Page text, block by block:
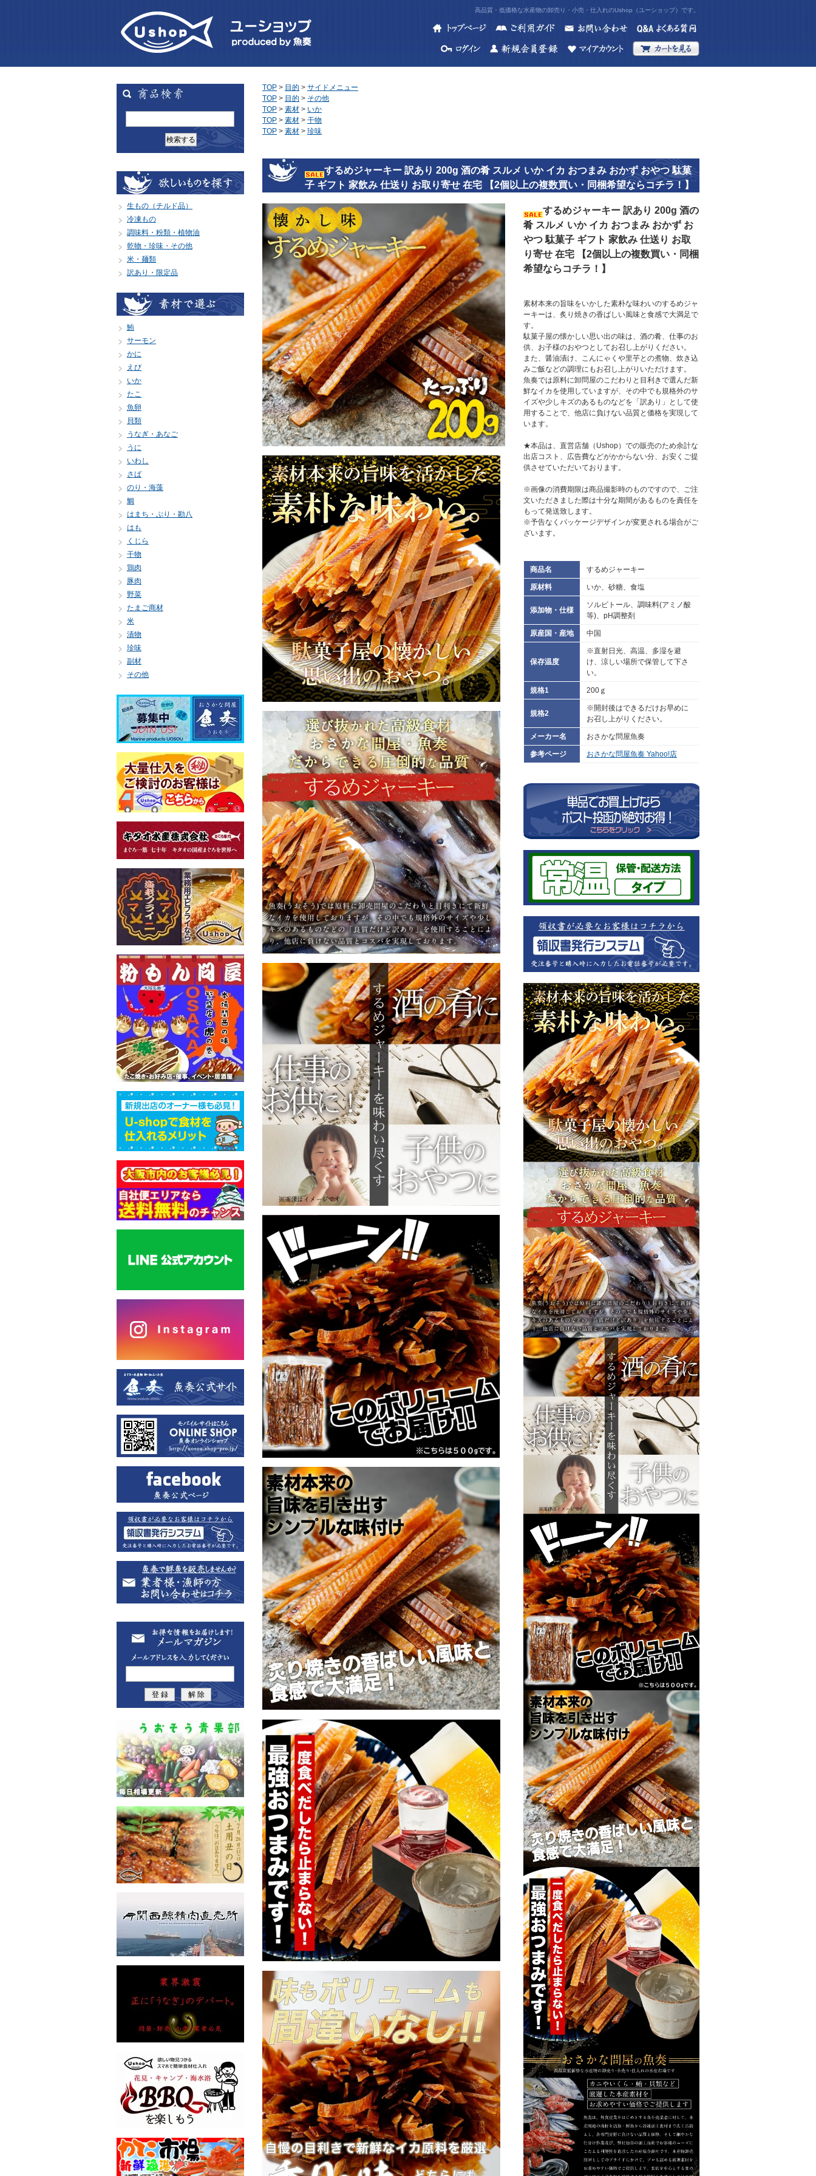
高品質・低価格な水産物の卸売り・小売・仕入れのUshop（ユーショップ）です。
生もの（チルド品）
冷凍もの
調味料・粉類・植物油
乾物・珍味・その他
米・麺類
訳あり・限定品
鮪
サーモン
かに
えび
いか
たこ
魚卵
貝類
うなぎ・あなご
うに
いわし
さば
のり・海藻
鯛
はまち・ぶり・勘八
はも
くじら
干物
鶏肉
豚肉
野菜
たまご商材
米
漬物
珍味
副材
その他
TOP > 目的 > サイドメニュー
TOP > 目的 > その他
TOP > 素材 > いか
TOP > 素材 > 干物
TOP > 素材 > 珍味
するめジャーキー 訳あり 200g 酒の肴 スルメ いか イカ おつまみ おかず おやつ 駄菓
子 ギフト 家飲み 仕送り お取り寄せ 在宅 【2個以上の複数買い・同梱希望ならコチラ！】
するめジャーキー 訳あり 200g 酒の
肴 スルメ いか イカ おつまみ おかず お
やつ 駄菓子 ギフト 家飲み 仕送り お取
り寄せ 在宅 【2個以上の複数買い・同梱
希望ならコチラ！】
素材本来の旨味をいかした素朴な味わいのするめジャ
ーキーは、炙り焼きの香ばしい風味と食感で大満足で
す。
駄菓子屋の懐かしい思い出の味は、酒の肴、仕事のお
供、お子様のおやつとしてお召し上がりください。
また、醤油漬け、こんにゃくや里芋との煮物、炊き込
みご飯などの調理にもお召し上がりいただけます。
魚奏では原料に卸問屋のこだわりと目利きで選んだ新
鮮なイカを使用していますが、その中でも規格外のサ
イズや少しキズのあるものなどを「訳あり」として使
用することで、他店に負けない品質と価格を実現して
います。
★本品は、直営店舗（Ushop）での販売のため余計な
出店コスト、広告費などがかからない分、お安くご提
供させていただいております。
※画像の消費期限は商品撮影時のものですので、ご注
文いただきました際は十分な期間があるものを責任を
もって発送致します。
※予告なくパッケージデザインが変更される場合がご
ざいます。
商品名 するめジャーキー
原材料 いか、砂糖、食塩
添加物・仕様
ソルビトール、調味料(アミノ酸
等)、pH調整剤
原産国・産地 中国
保存温度
※直射日光、高温、多湿を避
け、涼しい場所で保管して下さ
い。
規格1 200ｇ
規格2
※開封後はできるだけお早めに
お召し上がりください。
メーカー名 おさかな問屋魚奏
参考ページ おさかな問屋魚奏 Yahoo!店